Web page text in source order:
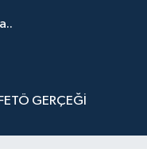
GERÇEĞİ